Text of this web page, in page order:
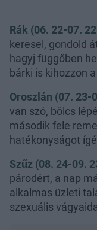
Rák (06. 22-07.
keresel, gondold
hagyj függőben
bárki is kihozzon
Oroszlán (07. 23-
van szó, bölcs
második fele
hatékonyságot
Szűz (08. 24-09.
párodért, a nap
alkalmas üzleti
szexuális